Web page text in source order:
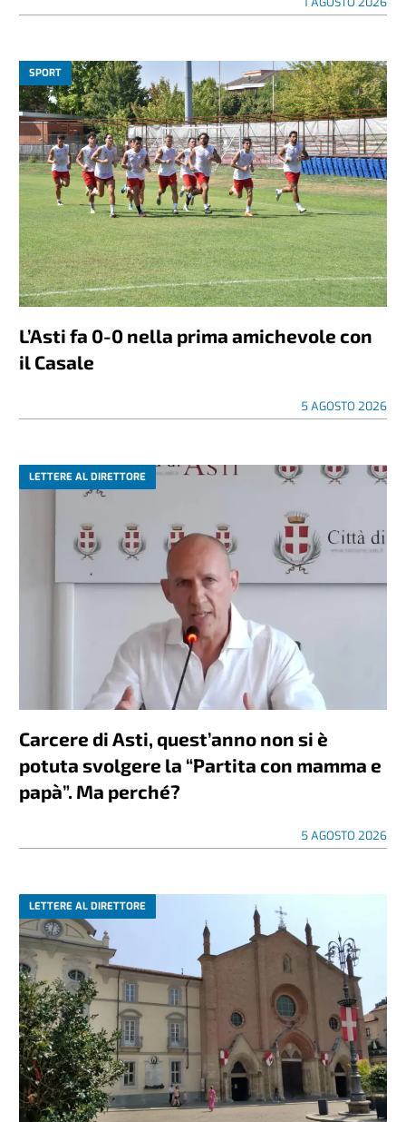
SPORT
L’Asti fa 0-0 nella prima amichevole con
il Casale
5 AGOSTO 2026
LETTERE AL DIRETTORE
Carcere di Asti, quest’anno non si è
potuta svolgere la “Partita con mamma e
papà”. Ma perché?
5 AGOSTO 2026
LETTERE AL DIRETTORE